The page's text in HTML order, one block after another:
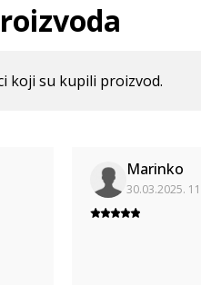
koji su kupili proizvod.
Marinko
30.03.2025.